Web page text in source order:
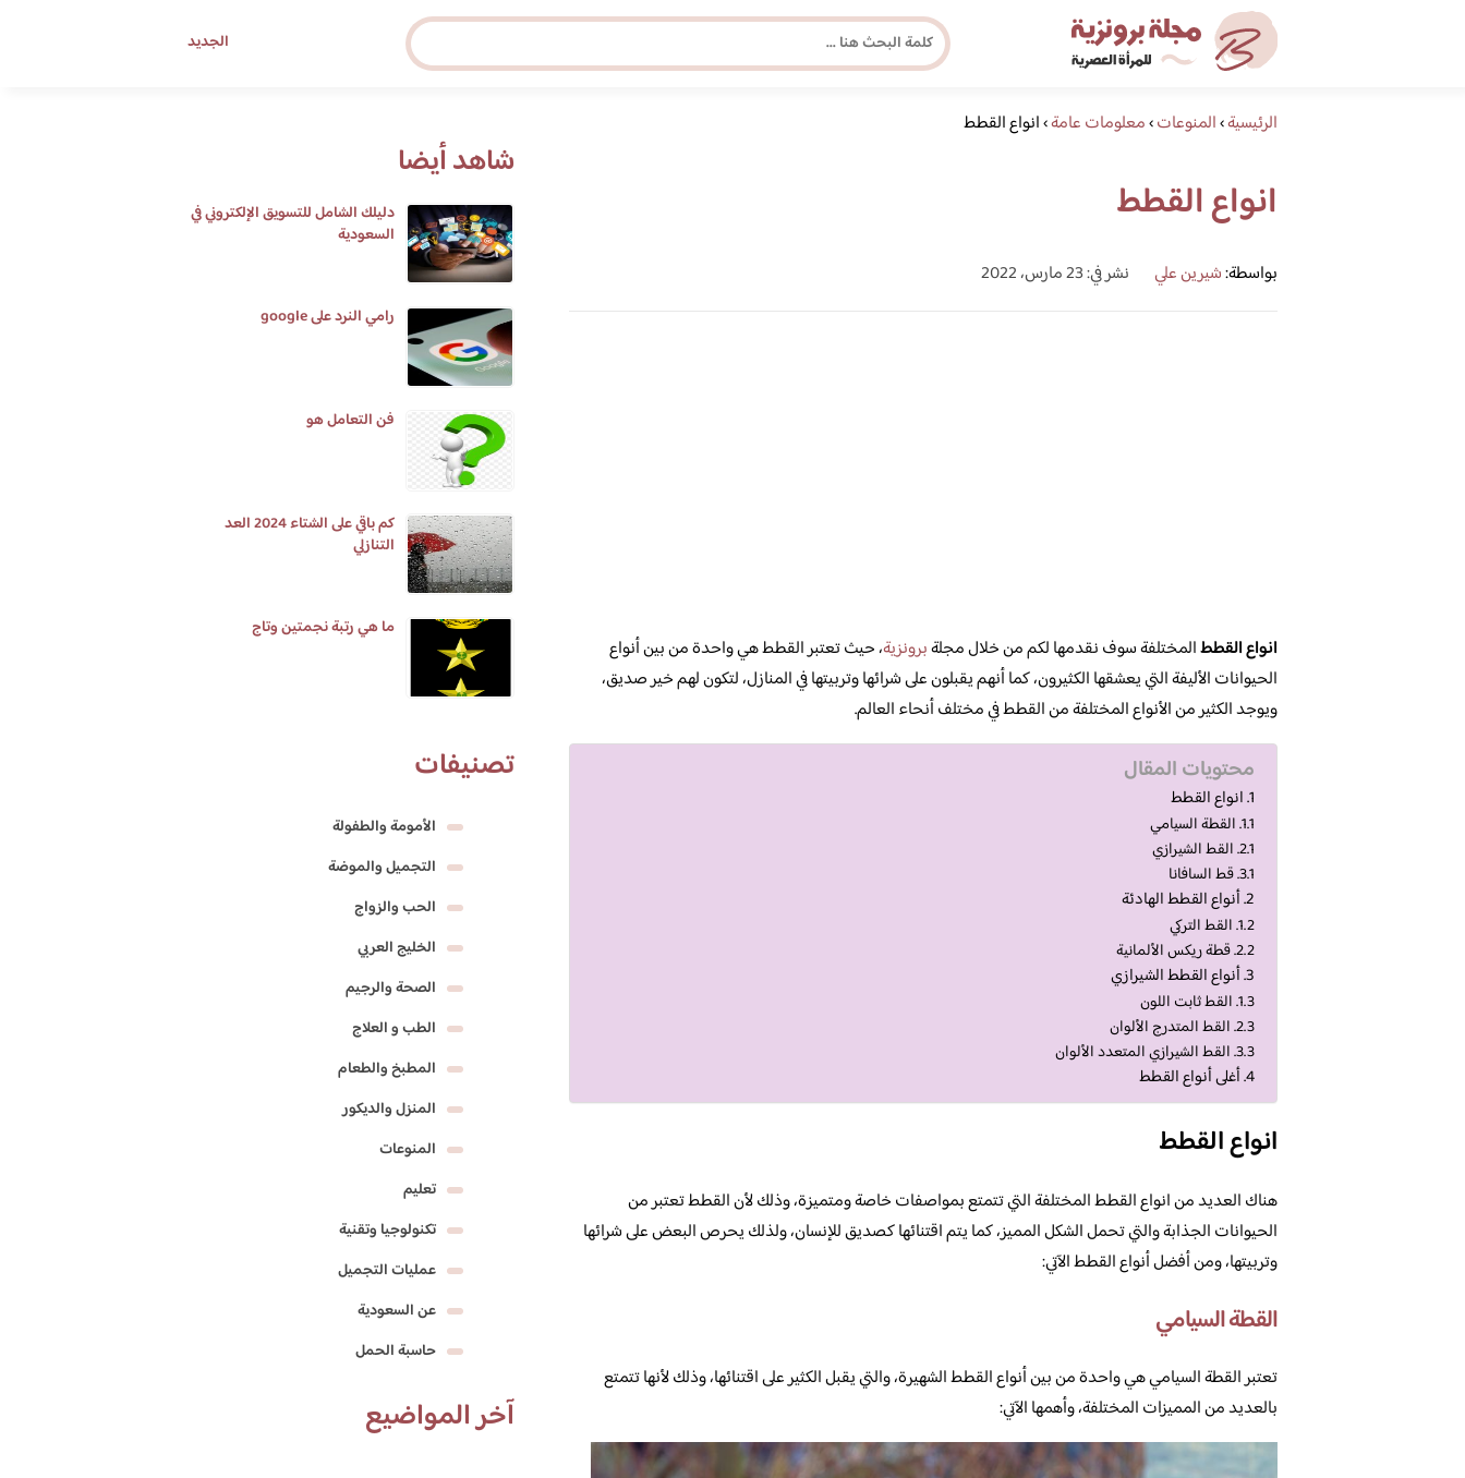
الجديد
الرئيسية›المنوعات›معلومات عامة›انواع القطط
انواع القطط
بواسطة:شيرين علي نشر في: 23 مارس، 2022
انواع القططالمختلفة سوف نقدمها لكم من خلال مجلةبرونزية، حيث تعتبر القطط هي واحدة من بين أنواع
الحيوانات الأليفة التي يعشقها الكثيرون، كما أنهم يقبلون على شرائها وتربيتها في المنازل، لتكون لهم خير صديق،
ويوجد الكثير من الأنواع المختلفة من القطط في مختلف أنحاء العالم.
محتويات المقال
انواع القطط
القطة السيامي
القط الشيرازي
قط السافانا
أنواع القطط الهادئة
القط التركي
قطة ريكس الألمانية
أنواع القطط الشيرازي
القط ثابت اللون
القط المتدرج الألوان
القط الشيرازي المتعدد الألوان
أغلى أنواع القطط
انواع القطط
هناك العديد من انواع القطط المختلفة التي تتمتع بمواصفات خاصة ومتميزة، وذلك لأن القطط تعتبر من
الحيوانات الجذابة والتي تحمل الشكل المميز، كما يتم اقتنائها كصديق للإنسان، ولذلك يحرص البعض على شرائها
وتربيتها، ومن أفضل أنواع القطط الآتي:
القطة السيامي
تعتبر القطة السيامي هي واحدة من بين أنواع القطط الشهيرة، والتي يقبل الكثير على اقتنائها، وذلك لأنها تتمتع
بالعديد من المميزات المختلفة، وأهمها الآتي:
شاهد أيضا
دليلك الشامل للتسويق الإلكتروني في
السعودية
رامي النرد على google
فن التعامل هو
كم باقي على الشتاء 2024 العد
التنازلي
ما هي رتبة نجمتين وتاج
تصنيفات
الأمومة والطفولة
التجميل والموضة
الحب والزواج
الخليج العربي
الصحة والرجيم
الطب و العلاج
المطبخ والطعام
المنزل والديكور
المنوعات
تعليم
تكنولوجيا وتقنية
عمليات التجميل
عن السعودية
حاسبة الحمل
آخر المواضيع